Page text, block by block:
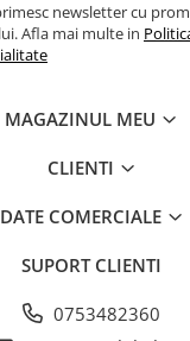
newsletter cu
Afla mai multe in
MAGAZINUL MEU
CLIENTI
DATE COMERCIALE
SUPORT CLIENTI
0753482360